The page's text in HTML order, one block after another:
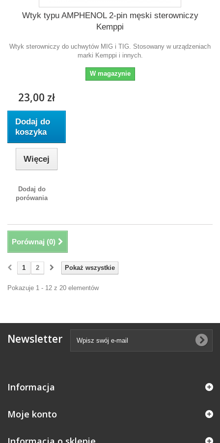
Wtyk typu AMPHENOL 2-pin męski sterowniczy
Kemppi
Wtyk sterowniczy do uchwytów MIG i TIG. Stosowany w urządzeniach
marki Kemppi i innych.
W magazynie
23,00 zł
Dodaj do
koszyka
Więcej
Dodaj do
porówania
Porównaj (0)
Pokaż wszystkie
1 2
Pokazuje 1 - 12 z 20 elementów
Newsletter
Informacja
Moje konto